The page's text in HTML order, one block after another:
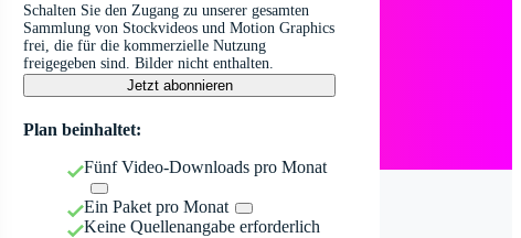
Schalten Sie den Zugang zu unserer gesamten
Sammlung von Stockvideos und Motion Graphics
frei, die für die kommerzielle Nutzung
freigegeben sind. Bilder nicht enthalten.
Jetzt abonnieren
Plan beinhaltet:
Fünf Video-Downloads pro Monat
Ein Paket pro Monat
Keine Quellenangabe erforderlich